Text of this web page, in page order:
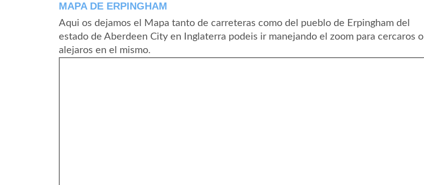
MAPA DE ERPINGHAM
Aqui os dejamos el Mapa tanto de carreteras como del pueblo de Erpingham del
estado de Aberdeen City en Inglaterra podeis ir manejando el zoom para cercaros o
alejaros en el mismo.